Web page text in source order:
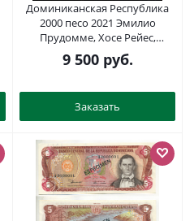
Доминиканская Республика
2000 песо 2021 Эмилио
Прудомме, Хосе Рейес,
национальный театр Pick 194
бумага UNC (пресс) 451-658-3
9 500руб.
Заказать